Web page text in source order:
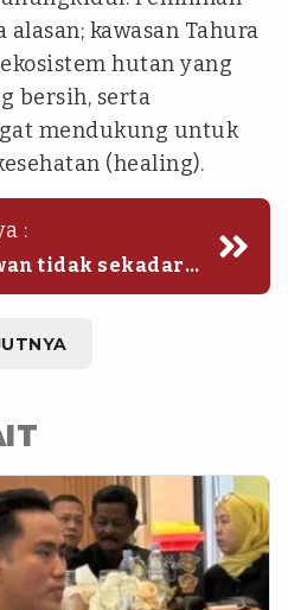
kawasan Tahura
hutan yang
bersih, serta
mendukung untuk
(healing).
:
tidak sekadar
membawa
kesehatan
dengan
kami yakin
pesat,"